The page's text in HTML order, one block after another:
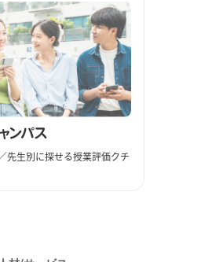
先生別に探せる授業評価クチ